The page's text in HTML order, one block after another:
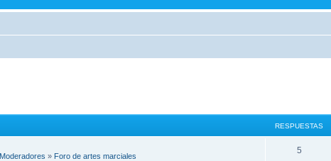
RESPUESTAS
Moderadores » Foro de artes marciales
5